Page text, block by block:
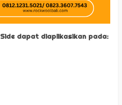
Side dapat diaplikasikan pada: